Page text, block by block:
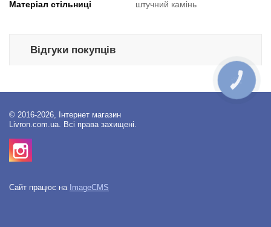
Матеріал стільниці штучний камінь
Відгуки покупців
© 2016-2026, Інтернет магазин
Livron.com.ua. Всі права захищені.
Сайт працює на ImageCMS
КНОПКА
ЗВ'ЯЗКУ